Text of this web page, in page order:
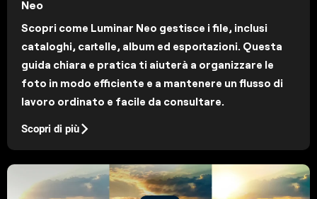
Neo
Scopri come Luminar Neo gestisce i file, inclusi
cataloghi, cartelle, album ed esportazioni. Questa
guida chiara e pratica ti aiuterà a organizzare le
foto in modo efficiente e a mantenere un flusso di
lavoro ordinato e facile da consultare.
Scopri di più